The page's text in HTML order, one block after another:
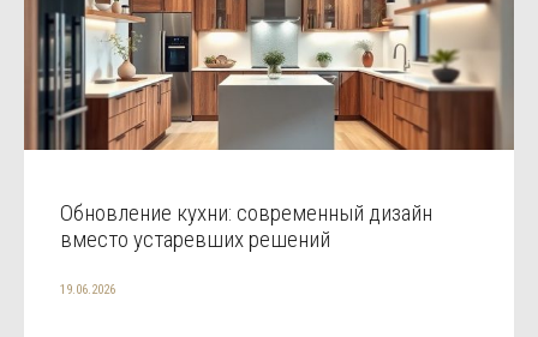
Обновление кухни: современный дизайн
вместо устаревших решений
19.06.2026